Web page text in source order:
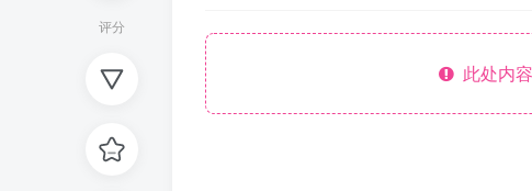
评分
此处内容